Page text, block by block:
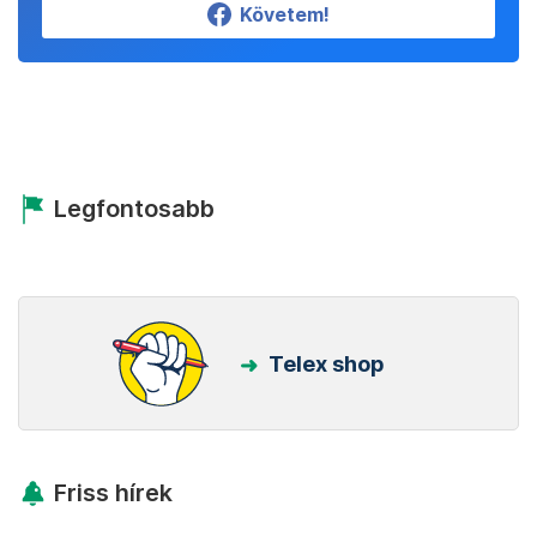
Követem!
Legfontosabb
Telex shop
Friss hírek